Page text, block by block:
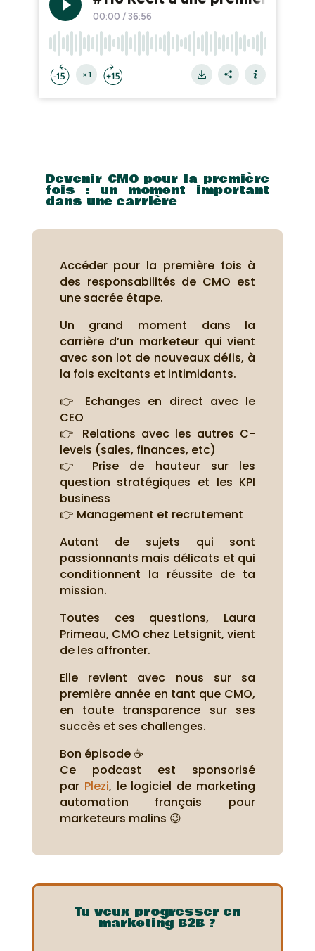
Devenir CMO pour la première
fois : un moment important
dans une carrière
Accéder pour la première fois à
des responsabilités de CMO est
une sacrée étape.
Un grand moment dans la
carrière d’un marketeur qui vient
avec son lot de nouveaux défis, à
la fois excitants et intimidants.
👉 Echanges en direct avec le
CEO
👉 Relations avec les autres C-
levels (sales, finances, etc)
👉 Prise de hauteur sur les
question stratégiques et les KPI
business
👉 Management et recrutement
Autant de sujets qui sont
passionnants mais délicats et qui
conditionnent la réussite de ta
mission.
Toutes ces questions, Laura
Primeau, CMO chez Letsignit, vient
de les affronter.
Elle revient avec nous sur sa
première année en tant que CMO,
en toute transparence sur ses
succès et ses challenges.
Bon épisode ☕
Ce podcast est sponsorisé
par Plezi, le logiciel de marketing
automation français pour
marketeurs malins 😉
Tu veux progresser en
marketing B2B ?